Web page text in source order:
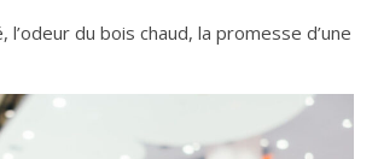
l’odeur du bois chaud, la promesse d’une